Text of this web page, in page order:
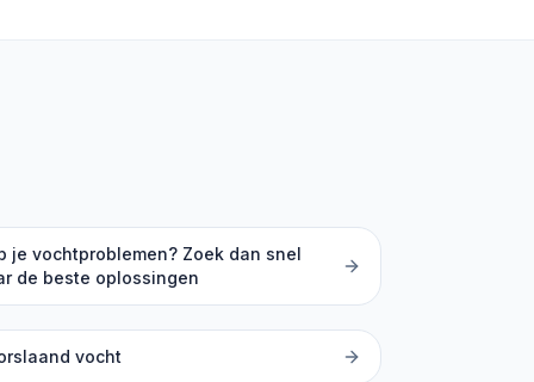
je vochtproblemen? Zoek dan snel
de beste oplossingen
vocht